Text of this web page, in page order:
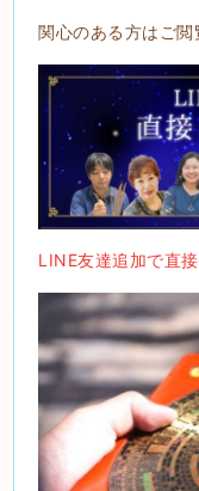
関心のある方はご閲
LINE友達追加で直